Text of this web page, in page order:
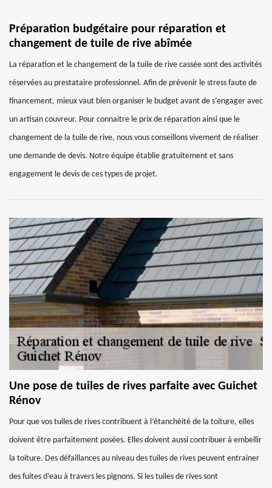
Préparation budgétaire pour réparation et
changement de tuile de rive abîmée
La réparation et le changement de la tuile de rive cassée sont des activités
réservées au prestataire professionnel. Afin de prévenir le stress faute de
financement, mieux vaut bien organiser le budget avant de s’engager avec
un artisan couvreur. Pour connaitre le prix de réparation ainsi que le
changement de la tuile de rive, nous vous conseillons vivement de réaliser
une demande de devis. Notre équipe établie gratuitement et sans
engagement le devis de ces types de projet.
Une pose de tuiles de rives parfaite avec Guichet
Rénov
Pour que vos tuiles de rives contribuent à l’étanchéité de la toiture, elles
doivent être parfaitement posées. Elles doivent aussi contribuer à embellir
la toiture. Des défaillances au niveau des tuiles de rives peuvent entrainer
des fuites d’eau à travers les pignons. Si les tuiles de rives sont